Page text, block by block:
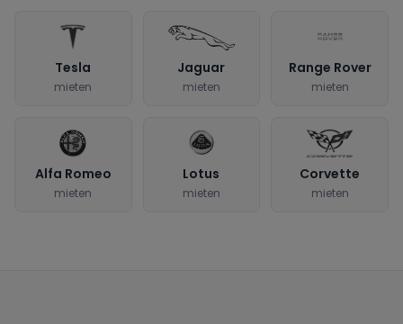
Tesla
mieten
Jaguar
mieten
Range Rover
mieten
Alfa Romeo
mieten
Lotus
mieten
Corvette
mieten